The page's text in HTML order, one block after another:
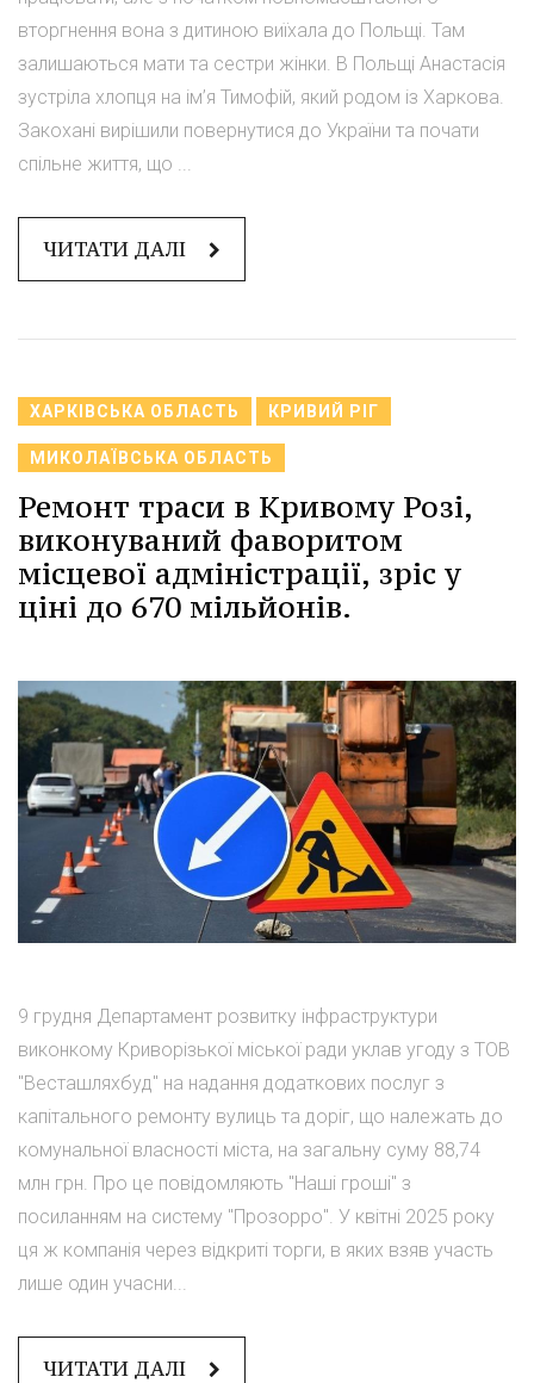
вторгнення вона з дитиною виїхала до Польщі. Там
залишаються мати та сестри жінки. В Польщі Анастасія
зустріла хлопця на ім’я Тимофій, який родом із Харкова.
Закохані вирішили повернутися до України та почати
спільне життя, що ...
ЧИТАТИ ДАЛІ
ХАРКІВСЬКА ОБЛАСТЬ КРИВИЙ РІГ
МИКОЛАЇВСЬКА ОБЛАСТЬ
Ремонт траси в Кривому Розі,
виконуваний фаворитом
місцевої адміністрації, зріс у
ціні до 670 мільйонів.
9 грудня Департамент розвитку інфраструктури
виконкому Криворізької міської ради уклав угоду з ТОВ
"Весташляхбуд" на надання додаткових послуг з
капітального ремонту вулиць та доріг, що належать до
комунальної власності міста, на загальну суму 88,74
млн грн. Про це повідомляють "Наші гроші" з
посиланням на систему "Прозорро". У квітні 2025 року
ця ж компанія через відкриті торги, в яких взяв участь
лише один учасни...
ЧИТАТИ ДАЛІ